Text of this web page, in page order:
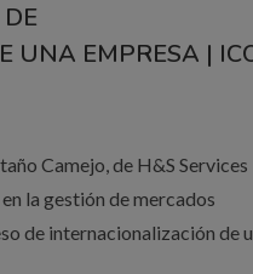
UNA EMPRESA |
Camejo, de H&S Services
la gestión de mercados
de internacionalización de